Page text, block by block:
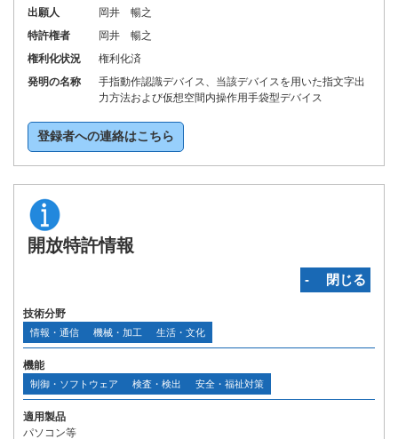
出願人
岡井 暢之
特許権者
岡井 暢之
権利化状況
権利化済
発明の名称
手指動作認識デバイス、当該デバイスを用いた指文字出
力方法および仮想空間内操作用手袋型デバイス
登録者への連絡はこちら
開放特許情報
‐ 閉じる
技術分野
情報・通信 機械・加工 生活・文化
機能
制御・ソフトウェア 検査・検出 安全・福祉対策
適用製品
パソコン等